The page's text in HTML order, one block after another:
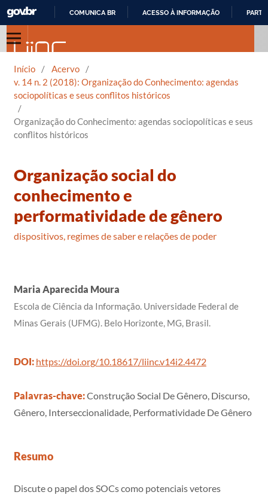
COMUNICA BR ACESSO À INFORMAÇÃO
Início / Acervo
/
v. 14 n. 2 (2018): Organização do Conhecimento: agendas
sociopolíticas e seus conflitos históricos
/
Organização do Conhecimento: agendas sociopolíticas e seus
conflitos históricos
Organização social do
conhecimento e
performatividade de gênero
dispositivos, regimes de saber e relações de poder
Maria Aparecida Moura
Escola de Ciência da Informação. Universidade Federal de
Minas Gerais (UFMG). Belo Horizonte, MG, Brasil.
DOI: https://doi.org/10.18617/liinc.v14i2.4472
Palavras-chave:Construção Social De Gênero, Discurso,
Gênero, Interseccionalidade, Performatividade De Gênero
Resumo
Discute o papel dos SOCs como potenciais vetores